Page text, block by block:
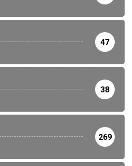
47
38
269